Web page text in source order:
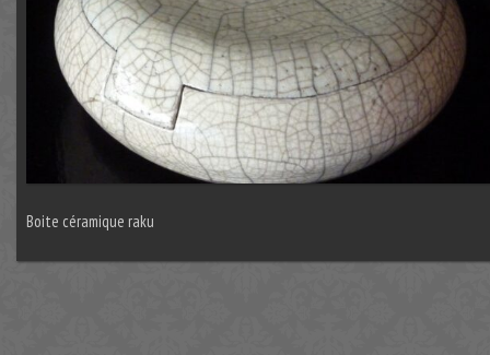
Boite céramique raku